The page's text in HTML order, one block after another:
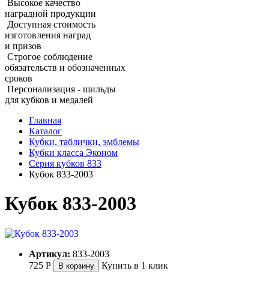
Высокое качество
наградной продукции
Доступная стоимость
изготовления наград
и призов
Строгое соблюдение
обязательств и обозначенных
сроков
Персонализация - шильды
для кубков и медалей
Главная
Каталог
Кубки, таблички, эмблемы
Кубки класса Эконом
Серия кубков 833
Кубок 833‑2003
Кубок 833‑2003
Артикул: 833-2003
725 Р В корзину Купить в 1 клик